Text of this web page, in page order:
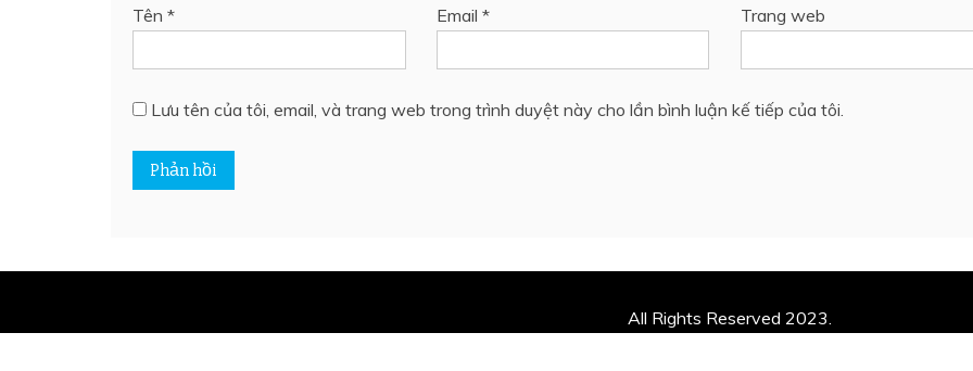
Tên * Email * Trang web
Lưu tên của tôi, email, và trang web trong trình duyệt này cho lần bình luận kế tiếp của tôi.
All Rights Reserved 2023.